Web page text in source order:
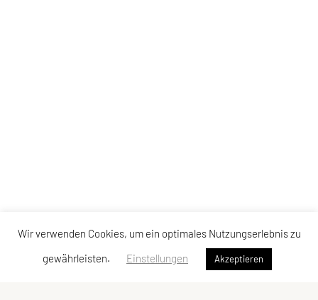
Wir verwenden Cookies, um ein optimales Nutzungserlebnis zu
gewährleisten.
Einstellungen Akzeptieren